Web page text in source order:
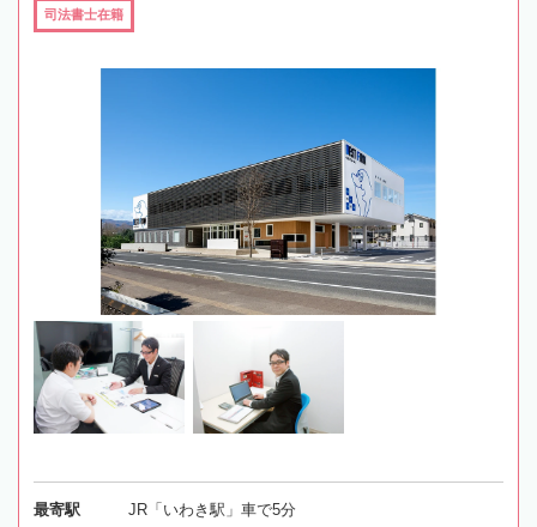
司法書士在籍
最寄駅 JR「いわき駅」車で5分